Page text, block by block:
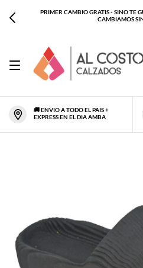
PRIMER CAMBIO GRATIS - SINO TE
CAMBIAMOS
🚚 ENVIO A TODO EL PAIS +
EXPRESS EN EL DIA AMBA